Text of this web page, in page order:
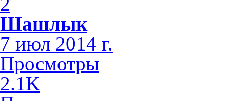
Шашлык
7 июл 2014 г.
Просмотры
2.1K